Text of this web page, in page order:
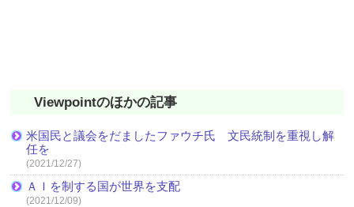
Viewpointのほかの記事
米国民と議会をだましたファウチ氏 文民統制を重視し解
任を
(2021/12/27)
ＡＩを制する国が世界を支配
(2021/12/09)